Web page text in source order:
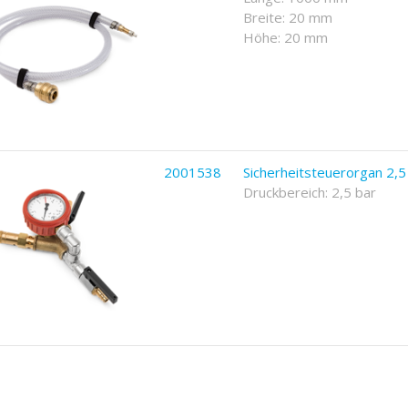
Breite: 20 mm
Höhe: 20 mm
2001538
Sicherheitsteuerorgan
Druckbereich: 2,5 bar